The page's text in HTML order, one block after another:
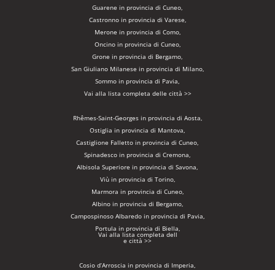
Guarene in provincia di Cuneo,
Castronno in provincia di Varese,
Merone in provincia di Como,
Oncino in provincia di Cuneo,
Grone in provincia di Bergamo,
San Giuliano Milanese in provincia di Milano,
Sommo in provincia di Pavia,
Vai alla lista completa delle città >>
Rhêmes-Saint-Georges in provincia di Aosta,
Ostiglia in provincia di Mantova,
Castiglione Falletto in provincia di Cuneo,
Spinadesco in provincia di Cremona,
Albisola Superiore in provincia di Savona,
Viù in provincia di Torino,
Marmora in provincia di Cuneo,
Albino in provincia di Bergamo,
Campospinoso Albaredo in provincia di Pavia,
Portula in provincia di Biella,
Vai alla lista completa dell
e città >>
Cosio d’Arroscia in provincia di Imperia,